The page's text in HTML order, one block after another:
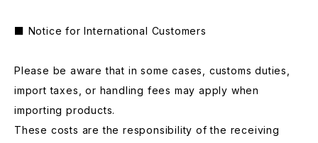
■ Notice for International Customers
Please be aware that in some cases, customs duties,
import taxes, or handling fees may apply when
importing products.
These costs are the responsibility of the receiving